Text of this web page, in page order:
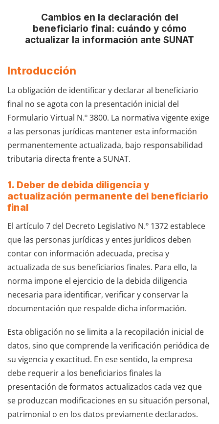
Cambios en la declaración del
beneficiario final: cuándo y cómo
actualizar la información ante SUNAT
Introducción
La obligación de identificar y declarar al beneficiario
final no se agota con la presentación inicial del
Formulario Virtual N.º 3800. La normativa vigente exige
a las personas jurídicas mantener esta información
permanentemente actualizada, bajo responsabilidad
tributaria directa frente a SUNAT.
1. Deber de debida diligencia y
actualización permanente del beneficiario
final
El artículo 7 del Decreto Legislativo N.º 1372 establece
que las personas jurídicas y entes jurídicos deben
contar con información adecuada, precisa y
actualizada de sus beneficiarios finales. Para ello, la
norma impone el ejercicio de la debida diligencia
necesaria para identificar, verificar y conservar la
documentación que respalde dicha información.
Esta obligación no se limita a la recopilación inicial de
datos, sino que comprende la verificación periódica de
su vigencia y exactitud. En ese sentido, la empresa
debe requerir a los beneficiarios finales la
presentación de formatos actualizados cada vez que
se produzcan modificaciones en su situación personal,
patrimonial o en los datos previamente declarados.